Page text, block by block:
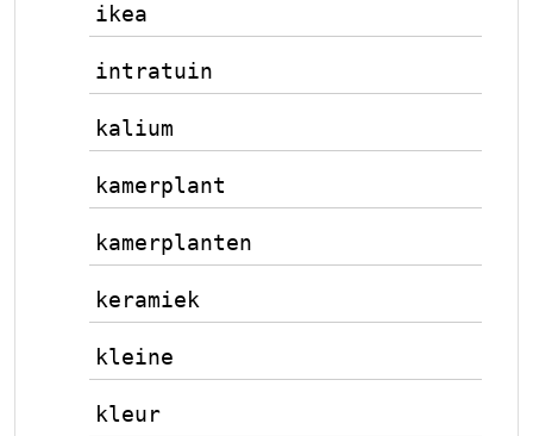
ikea
intratuin
kalium
kamerplant
kamerplanten
keramiek
kleine
kleur